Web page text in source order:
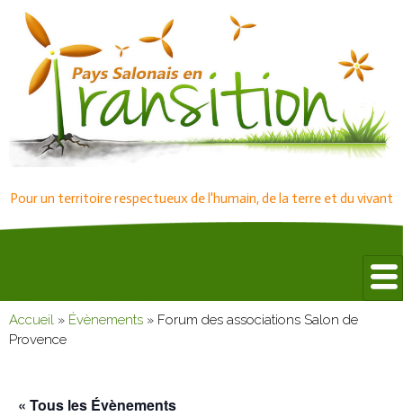
Pour un territoire respectueux de l'humain, de la terre et du vivant
Accueil » Évènements » Forum des associations Salon de
Provence
« Tous les Évènements